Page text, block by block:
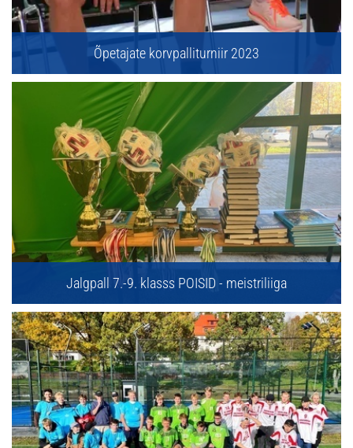
Õpetajate korvpalliturniir 2023
Jalgpall 7.-9. klasss POISID - meistriliiga